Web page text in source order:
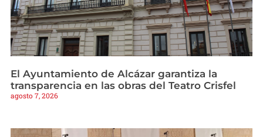
El Ayuntamiento de Alcázar garantiza la
transparencia en las obras del Teatro Crisfel
agosto 7, 2026